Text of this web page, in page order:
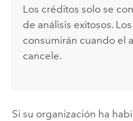
Los créditos solo se
de análisis exitosos.
consumirán cuando el
cancele.
Si su organización ha